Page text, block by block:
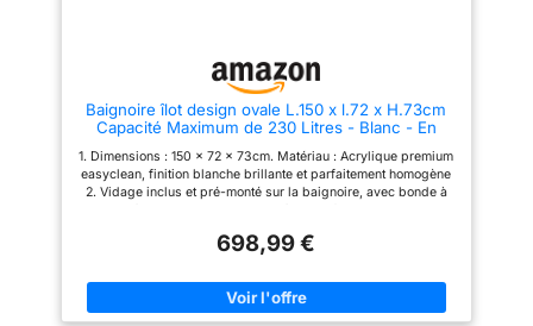
Baignoire îlot design ovale L.150 x l.72 x H.73cm
Capacité Maximum de 230 Litres - Blanc - En
plein
1. Dimensions : 150 x 72 x 73cm. Matériau : Acrylique premium
easyclean, finition blanche brillante et parfaitement homogène
2. Vidage inclus et pré-monté sur la baignoire, avec bonde à
robinetterie 3. Facile à installer, baignoire îlot ovale à la fois
être placées au centre de la pièce ou à tout autre endroit
stratégique 4. Facile d’entretien : Accessible de tous les côtés,
le nettoyage d’une baignoire îlot est facile et rapide. De plus,
698,99 €